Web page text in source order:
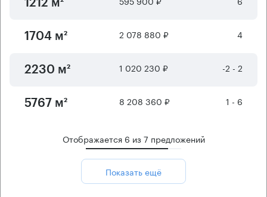
1212 м²
1704 м² 2 078 880 ₽ 4
2230 м² 1 020 230 ₽ -2 - 2
5767 м² 8 208 360 ₽ 1 - 6
Отображается 6 из7 предложений
Показать ещё